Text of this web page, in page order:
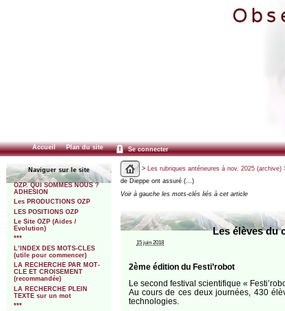
Accueil Plan du site Se connecter
Naviguer sur le site
OZP. QUI SOMMES NOUS ?
ADHESION
Les PRODUCTIONS OZP
LES POSITIONS OZP
Le Site OZP (Aides /
Evolution)
***
L’INDEX DES MOTS-CLES
(utile pour commencer)
LA RECHERCHE PAR MOT-
CLE ET CROISEMENT
(recommandée)
LA RECHERCHE PLEIN
TEXTE sur un mot
***
> Les rubriques antérieures à nov. 2025 (archive)
de Dieppe ont assuré (…)
Voir à gauche les mots-clés liés à cet article
Les élèves du
15 juin 2018
2ème édition du Festi’robot
Le second festival scientifique «
Au cours de ces deux journées, 430
technologies.